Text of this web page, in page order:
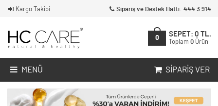
Kargo Takibi Sipariş ve Destek Hattı: 444 3 914
0
SEPET: 0 TL.
Toplam 0 Ürün
MENÜ SIPARIŞ VER